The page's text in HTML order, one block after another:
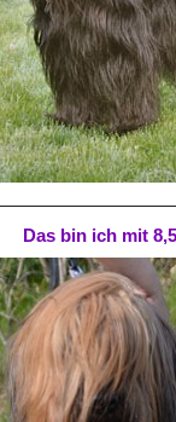
Das bin ich mit